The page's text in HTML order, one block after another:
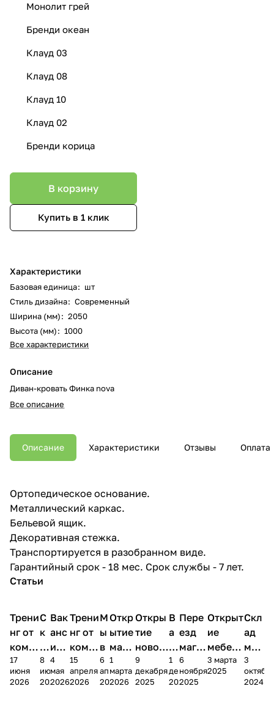
Монолит грей
Бренди океан
Клауд 03
Клауд 08
Клауд 10
Клауд 02
Бренди корица
В корзину
Купить в 1 клик
Характеристики
Базовая единица: шт
Стиль дизайна: Современный
Ширина (мм): 2050
Высота (мм): 1000
Все характеристики
Описание
Диван-кровать Финка nova
Все описание
Описание Характеристики Отзывы Оплата
Ортопедическое основание.
Металлический каркас.
Бельевой ящик.
Декоративная стежка.
Транспортируется в разобранном виде.
Гарантийный срок - 18 мес. Срок службы - 7 лет.
Статьи
Трени
нг от
комп
ании
Мело
17
июня
2026
С
к
и
д
к
8
июня
2026
Вак
анс
ия в
Чеб
окс
4
мая
2026
Трени
нг от
комп
ании
Мело
15
апреля
2026
М
ы
в
М
А
6
апреля
2026
Откр
ытие
мага
зина
в
1
марта
2026
Откры
тие
новог
о
магаз
9
декабря
2025
В
а
к
а
н
1
декабря
2025
Пере
езд
магаз
ина в
г.
6
ноября
2025
Открыт
ие
мебель
ного
салона
3 марта
2025
Скл
ад
меб
ели
пер
3
2024